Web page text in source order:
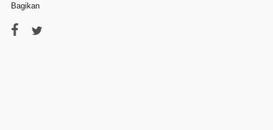
Bagikan